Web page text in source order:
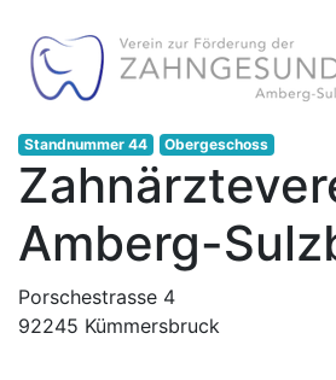
Standnummer 44 Obergeschoss
Amberg-
Porschestrasse 4
92245 Kümmersbruck